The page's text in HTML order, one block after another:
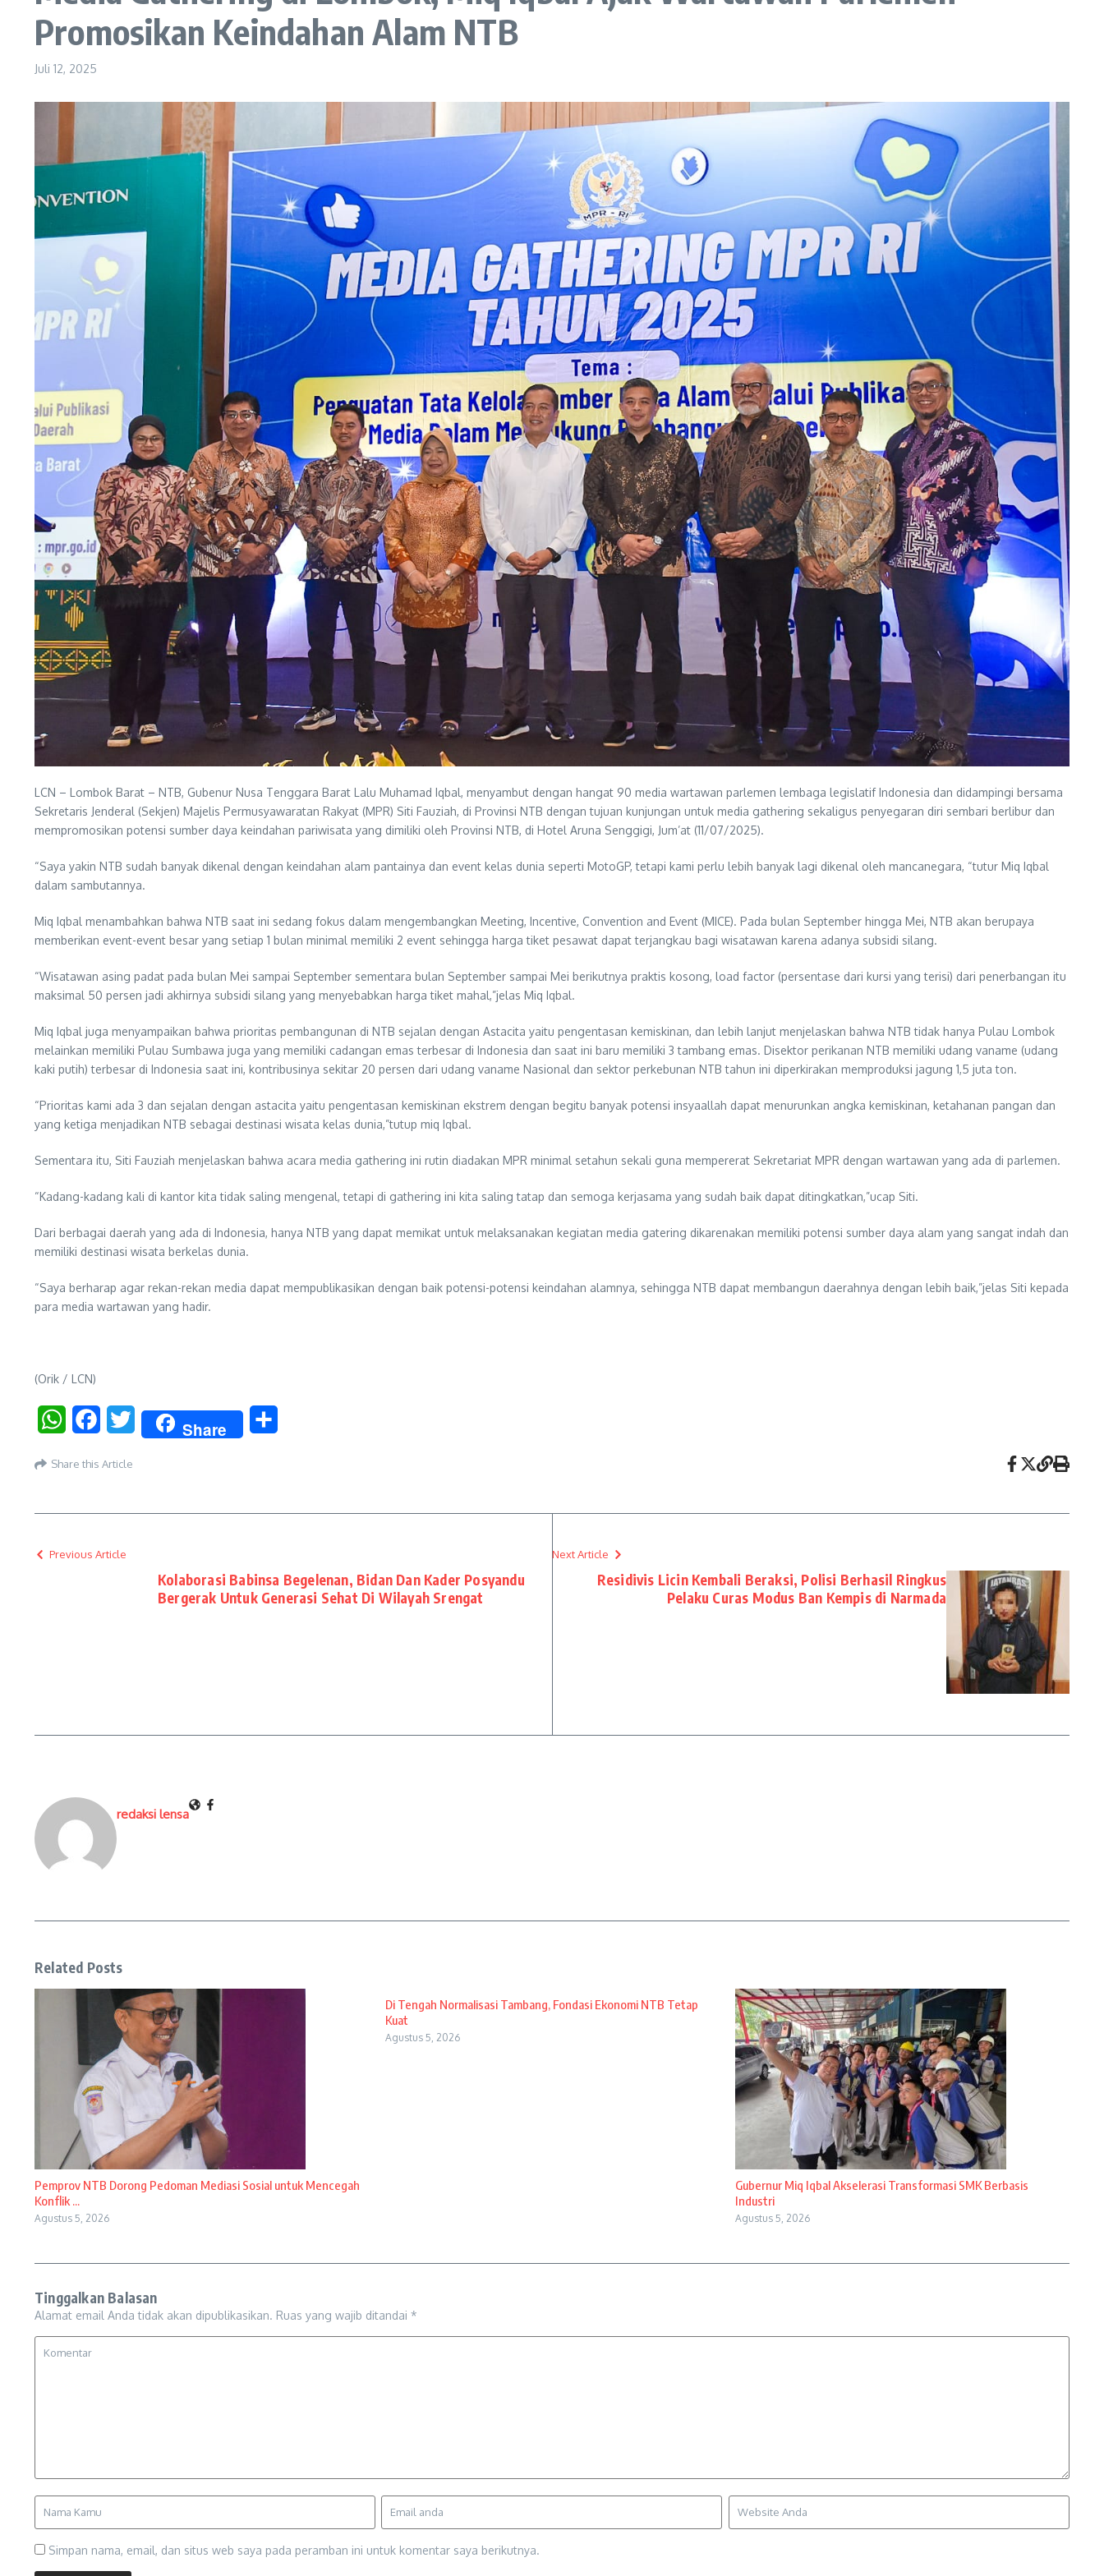
Promosikan Keindahan Alam NTB
Juli 12, 2025
LCN – Lombok Barat – NTB, Gubenur Nusa Tenggara Barat Lalu Muhamad Iqbal, menyambut dengan hangat 90 media wartawan parlemen lembaga legislatif Indonesia dan didampingi bersama
Sekretaris Jenderal (Sekjen) Majelis Permusyawaratan Rakyat (MPR) Siti Fauziah, di Provinsi NTB dengan tujuan kunjungan untuk media gathering sekaligus penyegaran diri sembari berlibur dan
mempromosikan potensi sumber daya keindahan pariwisata yang dimiliki oleh Provinsi NTB, di Hotel Aruna Senggigi, Jum’at (11/07/2025).
“Saya yakin NTB sudah banyak dikenal dengan keindahan alam pantainya dan event kelas dunia seperti MotoGP, tetapi kami perlu lebih banyak lagi dikenal oleh mancanegara, “tutur Miq Iqbal
dalam sambutannya.
Miq Iqbal menambahkan bahwa NTB saat ini sedang fokus dalam mengembangkan Meeting, Incentive, Convention and Event (MICE). Pada bulan September hingga Mei, NTB akan berupaya
memberikan event-event besar yang setiap 1 bulan minimal memiliki 2 event sehingga harga tiket pesawat dapat terjangkau bagi wisatawan karena adanya subsidi silang.
“Wisatawan asing padat pada bulan Mei sampai September sementara bulan September sampai Mei berikutnya praktis kosong, load factor (persentase dari kursi yang terisi) dari penerbangan itu
maksimal 50 persen jadi akhirnya subsidi silang yang menyebabkan harga tiket mahal,”jelas Miq Iqbal.
Miq Iqbal juga menyampaikan bahwa prioritas pembangunan di NTB sejalan dengan Astacita yaitu pengentasan kemiskinan, dan lebih lanjut menjelaskan bahwa NTB tidak hanya Pulau Lombok
melainkan memiliki Pulau Sumbawa juga yang memiliki cadangan emas terbesar di Indonesia dan saat ini baru memiliki 3 tambang emas. Disektor perikanan NTB memiliki udang vaname (udang
kaki putih) terbesar di Indonesia saat ini, kontribusinya sekitar 20 persen dari udang vaname Nasional dan sektor perkebunan NTB tahun ini diperkirakan memproduksi jagung 1,5 juta ton.
“Prioritas kami ada 3 dan sejalan dengan astacita yaitu pengentasan kemiskinan ekstrem dengan begitu banyak potensi insyaallah dapat menurunkan angka kemiskinan, ketahanan pangan dan
yang ketiga menjadikan NTB sebagai destinasi wisata kelas dunia,”tutup miq Iqbal.
Sementara itu, Siti Fauziah menjelaskan bahwa acara media gathering ini rutin diadakan MPR minimal setahun sekali guna mempererat Sekretariat MPR dengan wartawan yang ada di parlemen.
“Kadang-kadang kali di kantor kita tidak saling mengenal, tetapi di gathering ini kita saling tatap dan semoga kerjasama yang sudah baik dapat ditingkatkan,”ucap Siti.
Dari berbagai daerah yang ada di Indonesia, hanya NTB yang dapat memikat untuk melaksanakan kegiatan media gatering dikarenakan memiliki potensi sumber daya alam yang sangat indah dan
memiliki destinasi wisata berkelas dunia.
“Saya berharap agar rekan-rekan media dapat mempublikasikan dengan baik potensi-potensi keindahan alamnya, sehingga NTB dapat membangun daerahnya dengan lebih baik,”jelas Siti kepada
para media wartawan yang hadir.
(Orik / LCN)
WhatsAppFacebookTwitter Share
Share this Article
Previous Article
Kolaborasi Babinsa Begelenan, Bidan Dan Kader Posyandu
Bergerak Untuk Generasi Sehat Di Wilayah Srengat
Next Article
Residivis Licin Kembali Beraksi, Polisi Berhasil Ringkus
Pelaku Curas Modus Ban Kempis di Narmada
redaksi lensa
Related Posts
Pemprov NTB Dorong Pedoman Mediasi Sosial untuk Mencegah
Konflik ...
Agustus 5, 2026
Di Tengah Normalisasi Tambang, Fondasi Ekonomi NTB Tetap
Kuat
Agustus 5, 2026
Gubernur Miq Iqbal Akselerasi Transformasi SMK Berbasis
Industri
Agustus 5, 2026
Tinggalkan Balasan
Alamat email Anda tidak akan dipublikasikan. Ruas yang wajib ditandai *
Simpan nama, email, dan situs web saya pada peramban ini untuk komentar saya berikutnya.